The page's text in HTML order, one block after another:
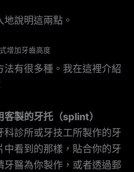
說明這兩點。
增加牙齒高度
法有很多種。我在這裡介紹
製的牙托（splint）
科診所或牙技工所製作的牙
中看到的那樣，貼合你的牙
牙醫為你製作，或者透過郵